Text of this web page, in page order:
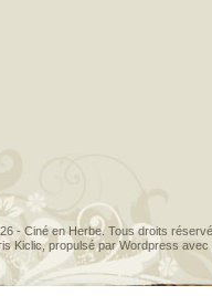
- Ciné en Herbe. Tous droits
Kiclic, propulsé parWordpress avec